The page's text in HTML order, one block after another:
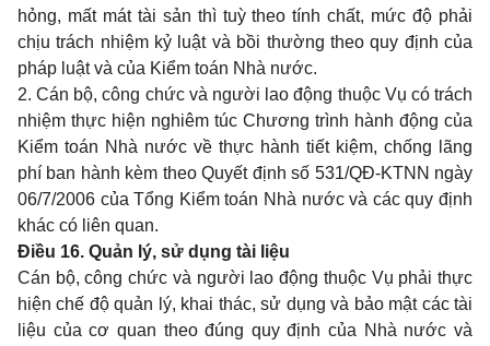
hỏng, mất mát tài sản thì tuỳ theo tính chất, mức độ phải
chịu trách nhiệm kỷ luật và bồi thường theo quy định của
pháp luật và của Kiểm toán Nhà nước.
2. Cán bộ, công chức và người lao động thuộc Vụ có trách
nhiệm thực hiện nghiêm túc Chương trình hành động của
Kiểm toán Nhà nước về thực hành tiết kiệm, chống lãng
phí ban hành kèm theo Quyết định số 531/QĐ-KTNN ngày
06/7/2006 của Tổng Kiểm toán Nhà nước và các quy định
khác có liên quan.
Điều 16. Quản lý, sử dụng tài liệu
Cán bộ, công chức và người lao động thuộc Vụ phải thực
hiện chế độ quản lý, khai thác, sử dụng và bảo mật các tài
liệu của cơ quan theo đúng quy định của Nhà nước và